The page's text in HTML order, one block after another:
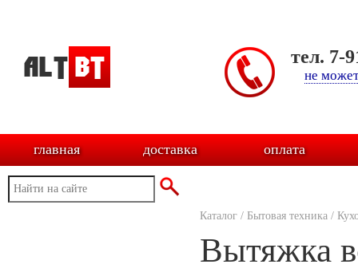
тел. 7-
не
главная доставка оплата
Каталог / Бытовая техника /
Вытяжка